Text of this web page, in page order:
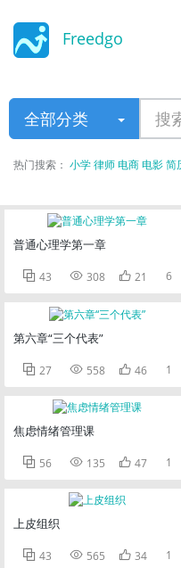
Freedgo
全部分类
热门搜索： 小学律师电商电影简
普通心理学第一章
 43  308  21 6
第六章“三个代表”
 27  558  46 1
焦虑情绪管理课
 56  135  47 1
上皮组织
 43  565  34 1